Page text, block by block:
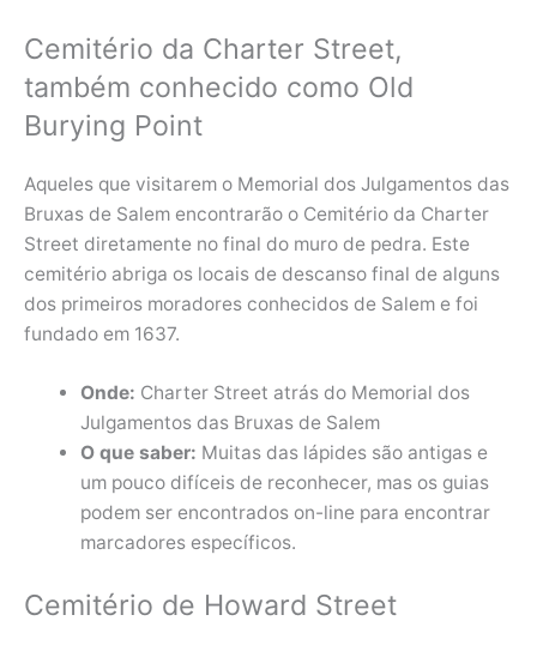
Cemitério da Charter Street,
também conhecido como Old
Burying Point
Aqueles que visitarem o Memorial dos Julgamentos das
Bruxas de Salem encontrarão o Cemitério da Charter
Street diretamente no final do muro de pedra. Este
cemitério abriga os locais de descanso final de alguns
dos primeiros moradores conhecidos de Salem e foi
fundado em 1637.
Onde: Charter Street atrás do Memorial dos
Julgamentos das Bruxas de Salem
O que saber: Muitas das lápides são antigas e
um pouco difíceis de reconhecer, mas os guias
podem ser encontrados on-line para encontrar
marcadores específicos.
Cemitério de Howard Street